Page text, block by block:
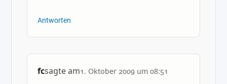
Antworten
fcsagte am1. Oktober 2009 um 08:51